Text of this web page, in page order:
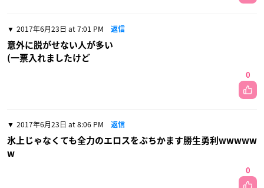
2017年6月23日 at 7:01 PM 返信
意外に脱がせない人が多い
(一票入れましたけど
0
2017年6月23日 at 8:06 PM 返信
氷上じゃなくても全力のエロスをぶちかます勝生勇利wwwww
w
0